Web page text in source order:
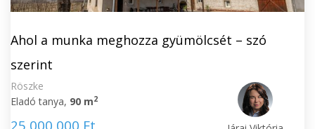
Ahol a munka meghozza gyümölcsét – szó
szerint
Röszke
Eladó tanya, 90 m2